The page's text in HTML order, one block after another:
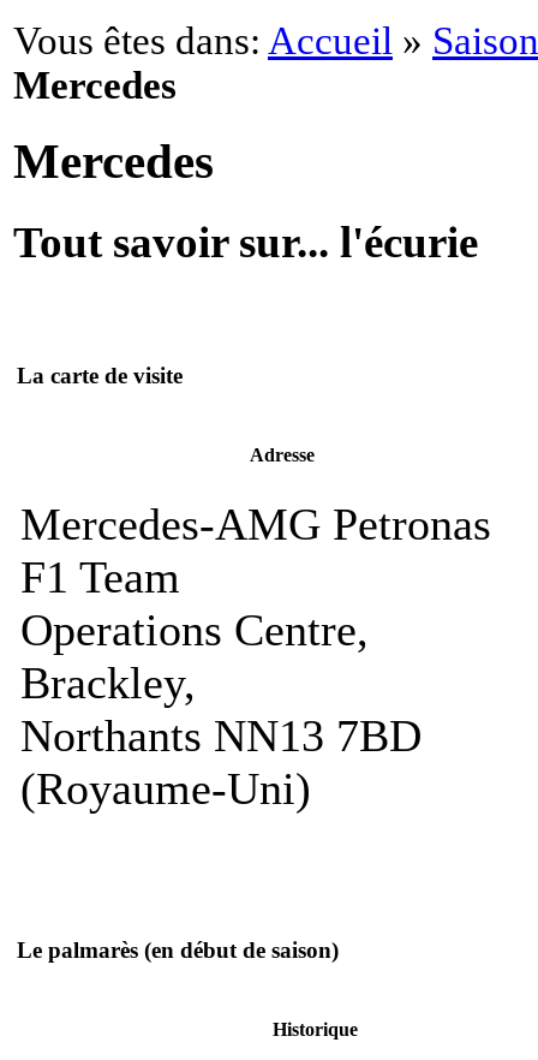
Vous êtes dans: Accueil »
Mercedes
Mercedes
Tout savoir sur... l'écurie
La carte de visite
Adresse
Mercedes-AMG Petronas
F1 Team
Operations Centre,
Brackley,
Northants NN13 7BD
(Royaume-Uni)
Le palmarès (en début de saison)
Historique